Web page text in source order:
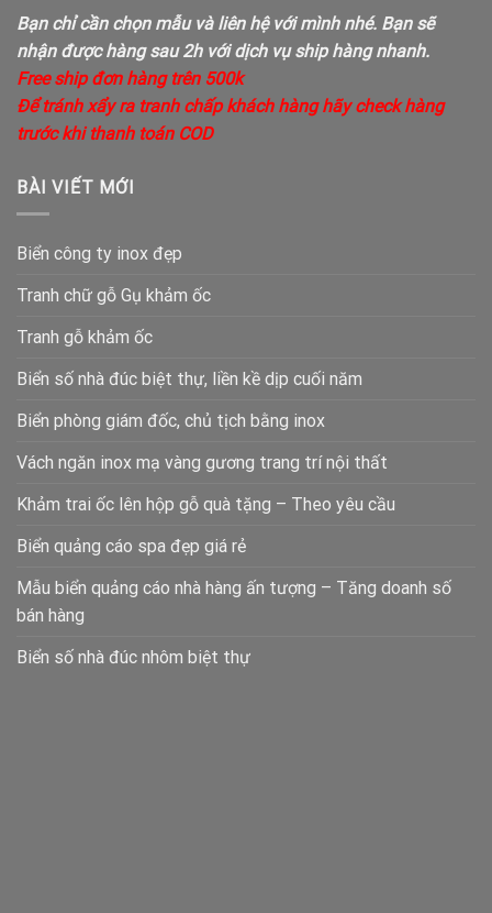
Bạn chỉ cần chọn mẫu và liên hệ với mình nhé. Bạn sẽ
nhận được hàng sau 2h với dịch vụ ship hàng nhanh.
Free ship đơn hàng trên 500k
Để tránh xẩy ra tranh chấp khách hàng hãy check hàng
trước khi thanh toán COD
BÀI VIẾT MỚI
Biển công ty inox đẹp
Tranh chữ gỗ Gụ khảm ốc
Tranh gỗ khảm ốc
Biển số nhà đúc biệt thự, liền kề dịp cuối năm
Biển phòng giám đốc, chủ tịch bằng inox
Vách ngăn inox mạ vàng gương trang trí nội thất
Khảm trai ốc lên hộp gỗ quà tặng – Theo yêu cầu
Biển quảng cáo spa đẹp giá rẻ
Mẫu biển quảng cáo nhà hàng ấn tượng – Tăng doanh số
bán hàng
Biển số nhà đúc nhôm biệt thự